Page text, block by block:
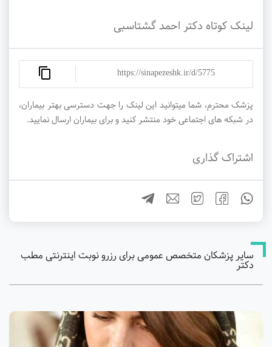
لینک کوتاه دکتر احمد گشتاسبی
https://sinapezeshk.ir/d/5775
پزشک محترم، شما میتوانید این لینک را جهت دسترسی بهتر بیماران،
در شبکه های اجتماعی خود منتشر کنید و برای بیماران ارسال نمایید.
اشتراک گذاری
سایر پزشکان متخصص عمومی برای رزرو نوبت اینترنتی مطب
دکتر